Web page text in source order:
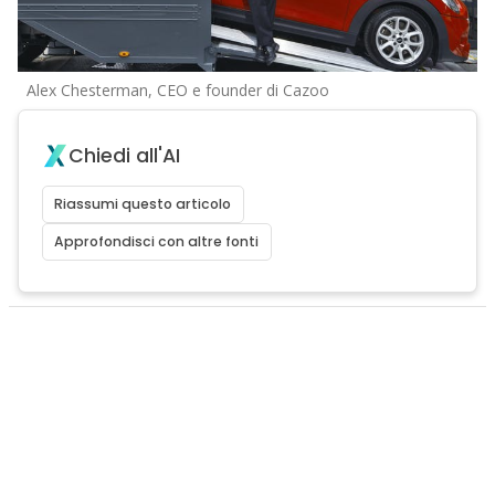
Alex Chesterman, CEO e founder di Cazoo
Chiedi all'AI
Riassumi questo articolo
Approfondisci con altre fonti